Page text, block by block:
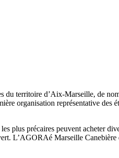
du territoire d’Aix-Marseille, de
organisation représentative des
plus précaires peuvent acheter
L’AGORAé Marseille Canebière